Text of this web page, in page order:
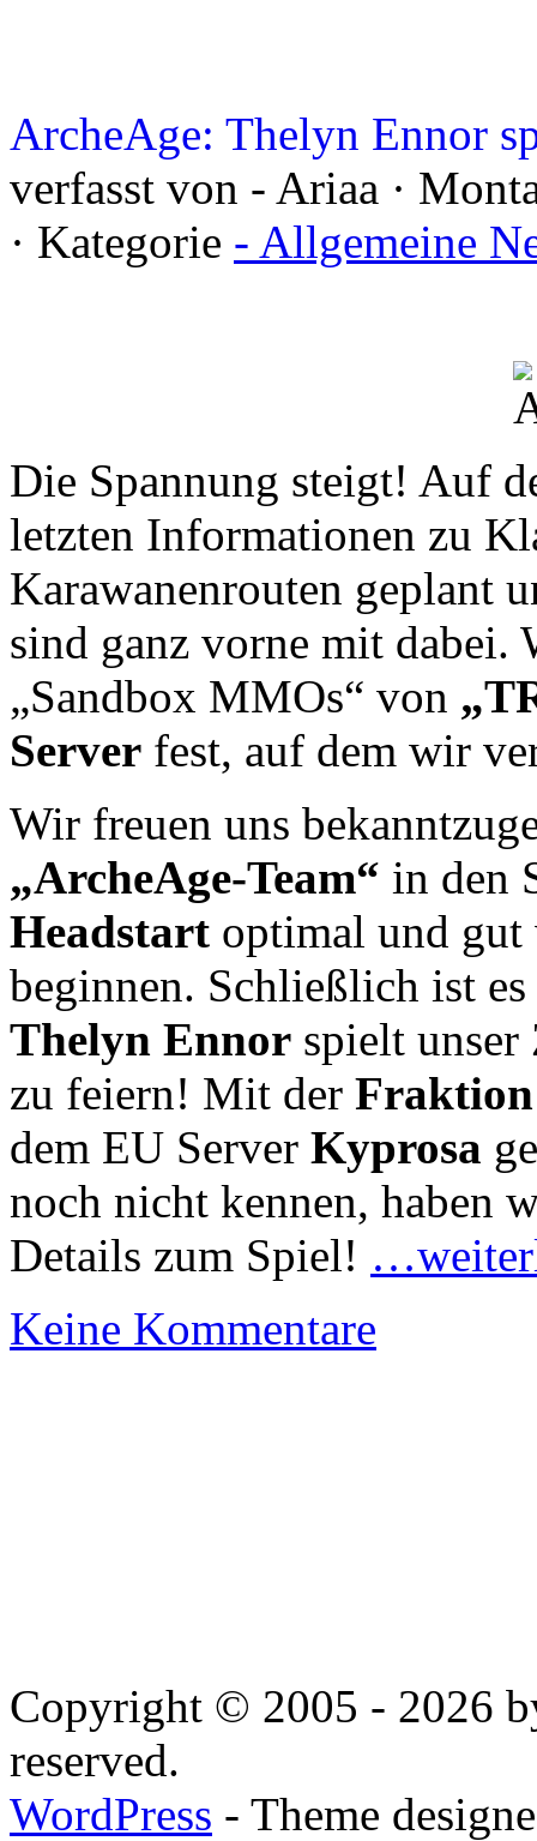
ArcheAge: Thelyn Ennor
verfasst von - Ariaa ·
· Kategorie - Allgemeine
Die Spannung steigt! Auf
letzten Informationen zu
Karawanenrouten geplant
sind ganz vorne mit dabei.
„Sandbox MMOs“ von
Server fest, auf dem wir
Wir freuen uns
„ArcheAge-Team“ in den
Headstart optimal und
beginnen. Schließlich ist
Thelyn Ennor spielt
zu feiern! Mit der Fraktion
dem EU Server Kyprosa
noch nicht kennen, haben
Details zum Spiel!
Keine Kommentare
Copyright © 2005 - 2026
reserved.
WordPress - Theme